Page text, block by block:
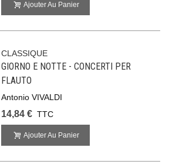
Ajouter Au Panier
CLASSIQUE
GIORNO E NOTTE - CONCERTI PER
FLAUTO
Antonio VIVALDI
14,84 € TTC
Ajouter Au Panier